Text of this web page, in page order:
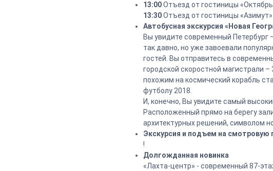
13:00Отъезд от гостиницы
13:30Отъезд от гостиницы «Азимут»
Автобусная экскурсия «Новая
Вы увидите современный Петербург
так давно, но уже завоевали
гостей. Вы отправитесь в
городской скоростной магистрали
похожим на космический корабль
футболу 2018.
И, конечно, Вы увидите самый
Расположенный прямо на берегу
архитектурных решений, символом
Экскурсия и подъем на
!
Долгожданная новинка
«Лахта-центр» - современный 87-